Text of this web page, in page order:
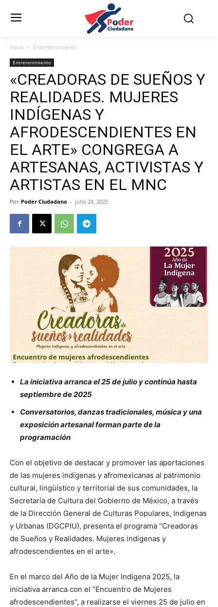
Inicio Entretenimiento
Entretenimiento
«CREADORAS DE SUEÑOS Y
REALIDADES. MUJERES
INDÍGENAS Y
AFRODESCENDIENTES EN
EL ARTE» CONGREGA A
ARTESANAS, ACTIVISTAS Y
ARTISTAS EN EL MNC
Por Poder Ciudadano - julio 28, 2025
La iniciativa arranca el 25 de julio y continúa hasta
septiembre de 2025
Conversatorios, danzas tradicionales, música y una
exposición artesanal forman parte de la
programación
Con el objetivo de destacar y promover las aportaciones
de las mujeres indígenas y afromexicanas al patrimonio
cultural, lingüístico y territorial de sus comunidades, la
Secretaría de Cultura del Gobierno de México, a través
de la Dirección General de Culturas Populares, Indígenas
y Urbanas (DGCPIU), presenta el programa “Creadoras
de Sueños y Realidades. Mujeres indígenas y
afrodescendientes en el arte».
En el marco del Año de la Mujer Indígena 2025, la
iniciativa arranca con el “Encuentro de Mujeres
afrodescendientes”, a realizarse el viernes 25 de julio en